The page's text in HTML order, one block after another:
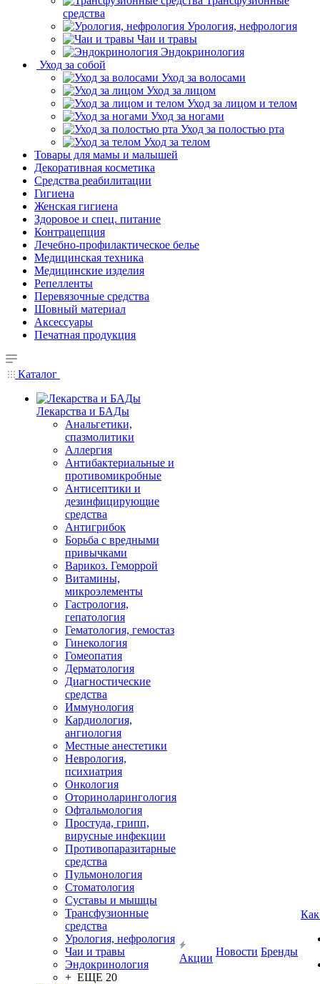
средства
Урология, нефрология
Чаи и травы
Эндокринология
Уход за собой
Уход за волосами
Уход за лицом
Уход за лицом и телом
Уход за ногами
Уход за полостью рта
Уход за телом
Товары для мамы и малышей
Декоративная косметика
Средства реабилитации
Гигиена
Женская гигиена
Здоровое и спец. питание
Контрацепция
Лечебно-профилактическое белье
Медицинская техника
Медицинские изделия
Репелленты
Перевязочные средства
Шовный материал
Аксессуары
Печатная продукция
Каталог
Лекарства и БАДы
Анальгетики,
спазмолитики
Аллергия
Антибактериальные и
противомикробные
Антисептики и
дезинфицирующие
средства
Антигрибок
Борьба с вредными
привычками
Варикоз. Геморрой
Витамины,
микроэлементы
Гастрология,
гепатология
Гематология, гемостаз
Гинекология
Гомеопатия
Дерматология
Диагностические
средства
Иммунология
Кардиология,
ангиология
Местные анестетики
Неврология,
психиатрия
Онкология
Оториноларингология
Офтальмология
Простуда, грипп,
вирусные инфекции
Противопаразитарные
средства
Пульмонология
Стоматология
Суставы и мышцы
Трансфузионные
средства
Урология, нефрология
Чаи и травы
Эндокринология
+ ЕЩЕ 20
Акции
Новости Бренды